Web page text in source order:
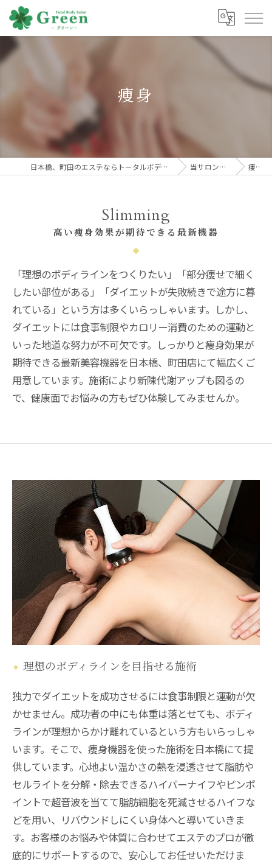
痩身
日本橋、町田のエステならトータルボディサロンGreen 当サロンの特徴 痩身
高い痩身効果が期待できる最新機器
Slimming
「理想のボディラインをつくりたい」「部分痩せで細く
したい部位がある」「ダイエットが失敗続きで途方に暮
れている」という方は多くいらっしゃいます。しかし、
ダイエットには食事制限やカロリー消費のための運動と
いった地道な努力が不可欠です。しっかりと痩身効果が
期待できる最新美容機器を日本橋、町田店にて幅広くご
用意しています。施術により新陳代謝アップも図るの
で、健康面でお悩みの方もぜひ体験してみませんか。
理想のボディラインを目指せる施術
独力でダイエットを成功させるには食事制限と運動が欠
かせません。成功者の中にも体重は落とせても、ボディ
ラインが理想からかけ離れているという方もいらっしゃ
います。そこで、痩身機器を使った施術を日本橋にて提
供しています。心地よい温かさの熱を浸透させて脂肪や
セルライトを分解・除去できるハイパーナイフやピンポ
イントで超音波を当てて脂肪細胞を死滅させるハイフな
どを用い、リバウンドしにくい身体へと導いていきま
す。お客様のお悩みや体質に合わせてエステのプロが徹
底的にサポートするので、安心してお任せいただけま